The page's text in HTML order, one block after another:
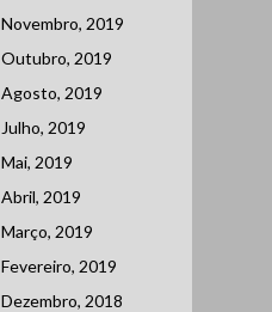
Novembro, 2019
Outubro, 2019
Agosto, 2019
Julho, 2019
Mai, 2019
Abril, 2019
Março, 2019
Fevereiro, 2019
Dezembro, 2018